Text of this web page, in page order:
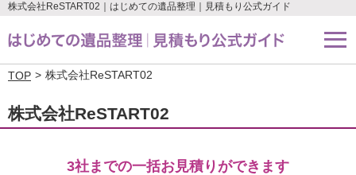
株式会社ReSTART02｜はじめての遺品整理｜見積もり公式ガイド
TOP 株式会社ReSTART02
株式会社ReSTART02
3社までの一括お見積りができます